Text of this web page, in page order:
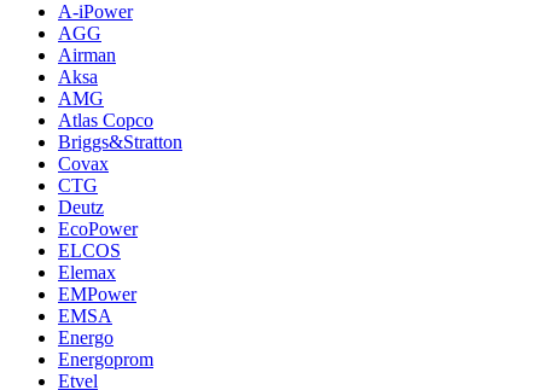
A-iPower
AGG
Airman
Aksa
AMG
Atlas Copco
Briggs&Stratton
Covax
CTG
Deutz
EcoPower
ELCOS
Elemax
EMPower
EMSA
Energo
Energoprom
Etvel